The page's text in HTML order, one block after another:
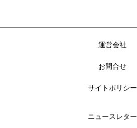
運営会社
お問合せ
サイトポリシー
ニュースレター